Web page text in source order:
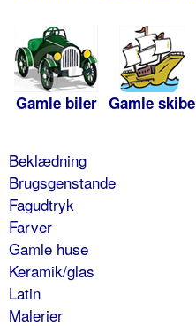
Gamle biler Gamle skibe
Beklædning
Brugsgenstande
Fagudtryk
Farver
Gamle huse
Keramik/glas
Latin
Malerier